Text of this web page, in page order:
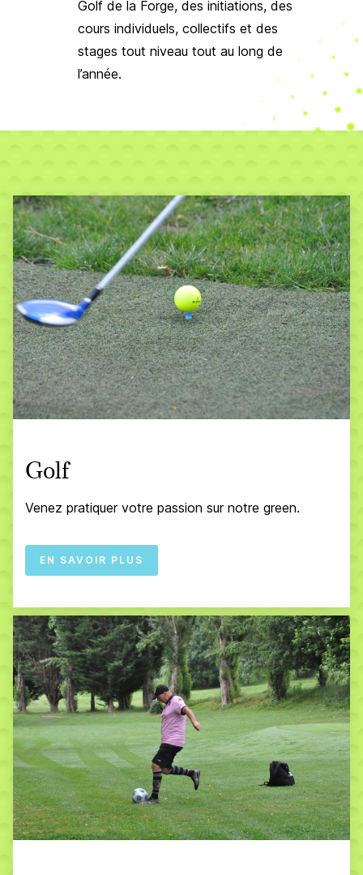
Golf de la Forge, des initiations, des
cours individuels, collectifs et des
stages tout niveau tout au long de
l’année.
Golf
Venez pratiquer votre passion sur notre green.
EN SAVOIR PLUS